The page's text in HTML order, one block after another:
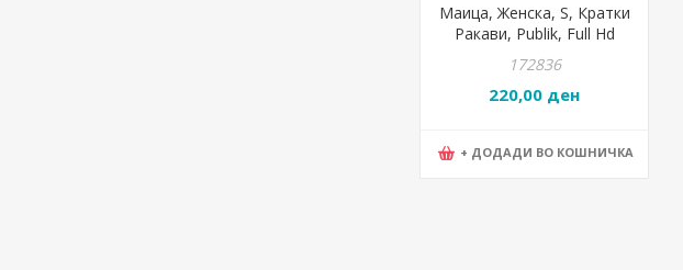
Маица, Женска, S, Кратки
Ракави, Publik, Full Hd
Lady, 50.025.90, Бела
172836
220,00 ден
+ ДОДАДИ ВО КОШНИЧКА